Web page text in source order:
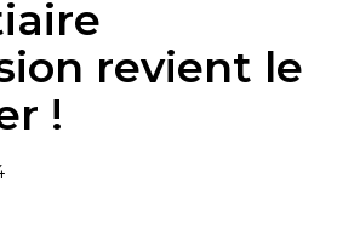
revient le
!